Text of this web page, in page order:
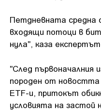
Петдневната средна
входящи потоци в
нула", каза
"След първоначалния
породен от
ETF-и, притокът
условията на застой